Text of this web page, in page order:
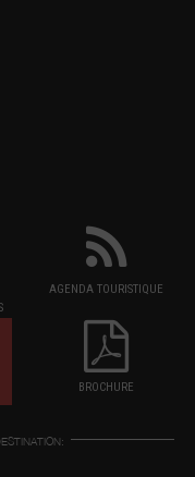
AGENDA TOURISTIQUE
BROCHURE